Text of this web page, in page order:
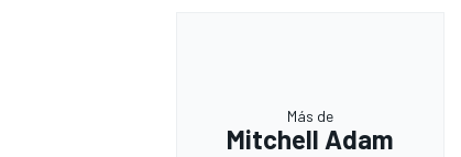
Más de
Mitchell Adam